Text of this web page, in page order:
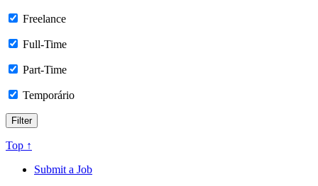
Freelance
Full-Time
Part-Time
Temporário
Top ↑
Submit a Job